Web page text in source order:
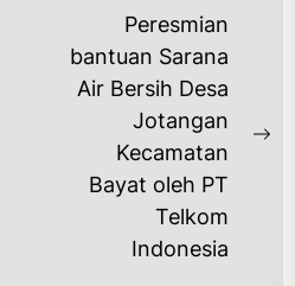
Peresmian
bantuan Sarana
Air Bersih Desa
Jotangan
Kecamatan
Bayat oleh PT
Telkom
Indonesia